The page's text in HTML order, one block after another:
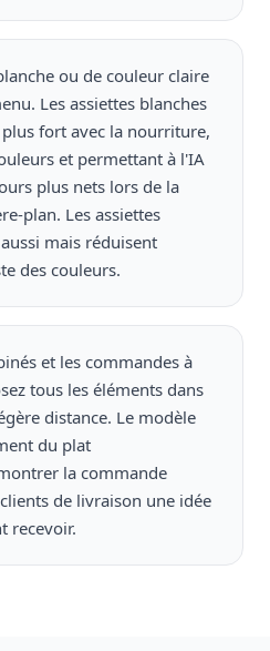
ou de couleur claire
Les assiettes blanches
fort avec la nourriture,
et permettant à l'IA
plus nets lors de la
plan. Les assiettes
mais réduisent
des couleurs.
et les commandes à
tous les éléments dans
distance. Le modèle
du plat
la commande
de livraison une idée
recevoir.